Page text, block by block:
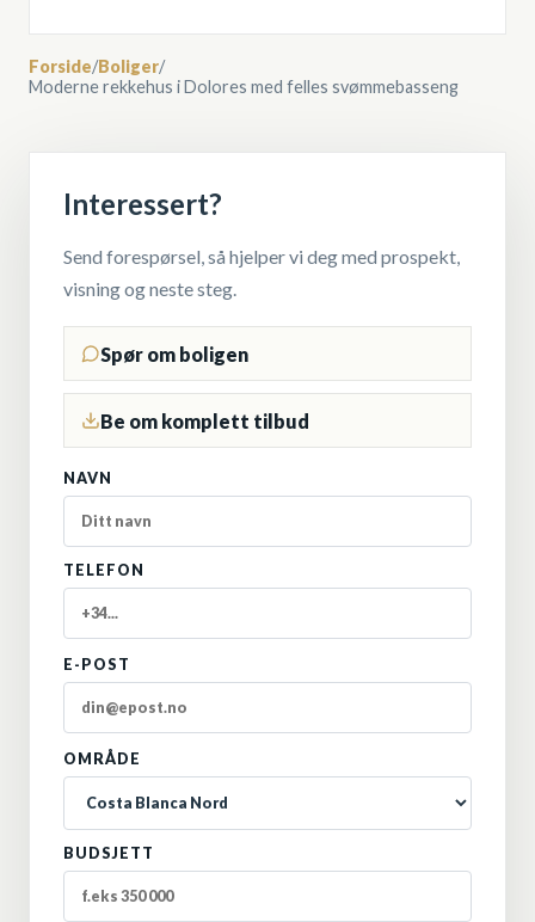
Forside/Boliger/
Moderne rekkehus i Dolores med felles svømmebasseng
Interessert?
Send forespørsel, så hjelper vi deg med prospekt,
visning og neste steg.
Spør om boligen
Be om komplett tilbud
NAVN
TELEFON
E-POST
OMRÅDE
BUDSJETT